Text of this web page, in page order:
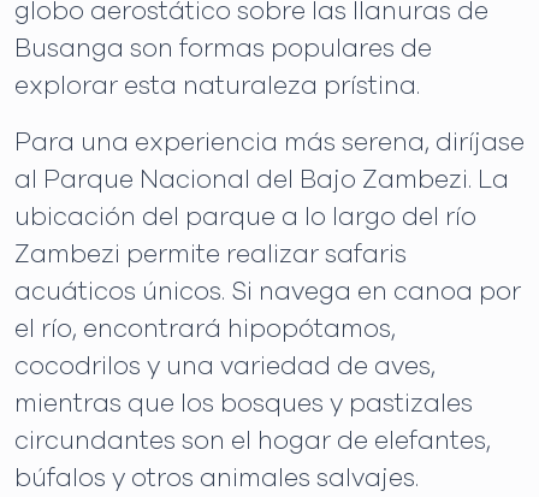
globo aerostático sobre las llanuras de
Busanga son formas populares de
explorar esta naturaleza prístina.
Para una experiencia más serena, diríjase
al Parque Nacional del Bajo Zambezi. La
ubicación del parque a lo largo del río
Zambezi permite realizar safaris
acuáticos únicos. Si navega en canoa por
el río, encontrará hipopótamos,
cocodrilos y una variedad de aves,
mientras que los bosques y pastizales
circundantes son el hogar de elefantes,
búfalos y otros animales salvajes.